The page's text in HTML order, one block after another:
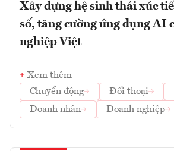
Xây dựng hệ sinh thái xúc
số, tăng cường ứng dụng AI
nghiệp Việt
Xem thêm
Chuyển động
Đối thoại
Doanh nhân
Doanh nghiệp